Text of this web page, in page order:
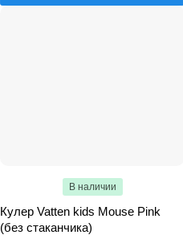
В наличии
Кулер Vatten kids Mouse Pink
(без стаканчика)